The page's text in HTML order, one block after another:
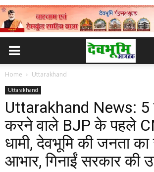
Home Uttarakhand
Uttarakhand
Uttarakhand News: 5
करने वाले BJP के पहले
धामी, देवभूमि की जनता का
आभार, गिनाईं सरकार की